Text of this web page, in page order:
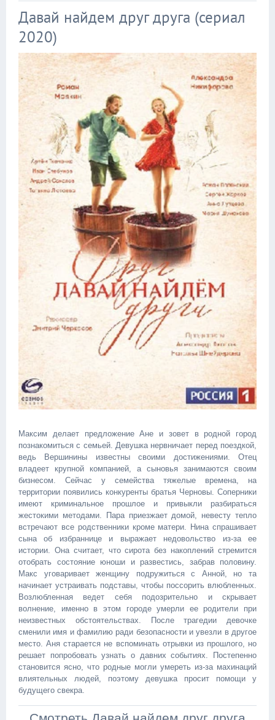
Давай найдем друг друга (сериал
2020)
Максим делает предложение Ане и зовет в родной город
познакомиться с семьей. Девушка нервничает перед поездкой,
ведь Вершинины известны своими достижениями. Отец
владеет крупной компанией, а сыновья занимаются своим
бизнесом. Сейчас у семейства тяжелые времена, на
территории появились конкуренты братья Черновы. Соперники
имеют криминальное прошлое и привыкли разбираться
жестокими методами. Пара приезжает домой, невесту тепло
встречают все родственники кроме матери. Нина спрашивает
сына об избраннице и выражает недовольство из-за ее
истории. Она считает, что сирота без накоплений стремится
отобрать состояние юноши и развестись, забрав половину.
Макс уговаривает женщину подружиться с Анной, но та
начинает устраивать подставы, чтобы поссорить влюбленных.
Возлюбленная ведет себя подозрительно и скрывает
волнение, именно в этом городе умерли ее родители при
неизвестных обстоятельствах. После трагедии девочке
сменили имя и фамилию ради безопасности и увезли в другое
место. Аня старается не вспоминать отрывки из прошлого, но
решает попробовать узнать о давних событиях. Постепенно
становится ясно, что родные могли умереть из-за махинаций
влиятельных людей, поэтому девушка просит помощи у
будущего свекра.